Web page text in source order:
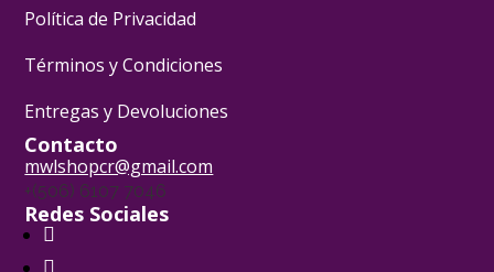
Política de Privacidad
Términos y Condiciones
Entregas y Devoluciones
Contacto
mwlshopcr@gmail.com
+(506) 6107 7046
Redes Sociales